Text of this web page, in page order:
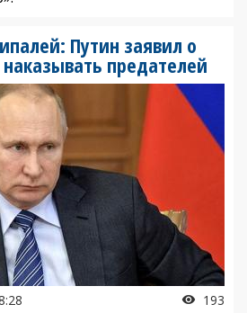
Путин заявил о
предателей
193